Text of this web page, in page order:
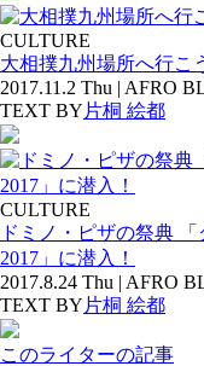
CULTURE
大相撲九州場所へ行こ
2017.11.2 Thu | AFRO
TEXT BY 片桐 絵都
CULTURE
ドミノ・ピザの祭典
2017」に潜入！
2017.8.24 Thu | AFRO
TEXT BY 片桐 絵都
このライターの記事